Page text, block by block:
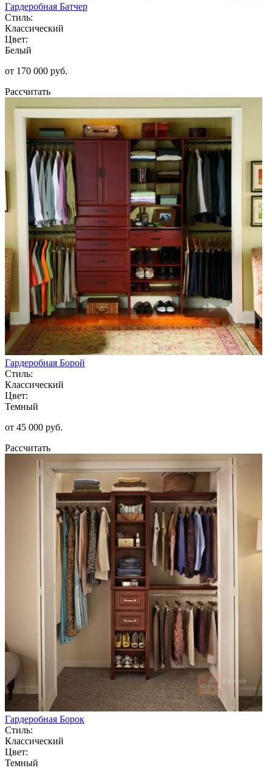
Гардеробная Батчер
Стиль:
Классический
Цвет:
Белый
от 170 000 руб.
Рассчитать
Гардеробная Борой
Стиль:
Классический
Цвет:
Темный
от 45 000 руб.
Рассчитать
Гардеробная Борок
Стиль:
Классический
Цвет:
Темный